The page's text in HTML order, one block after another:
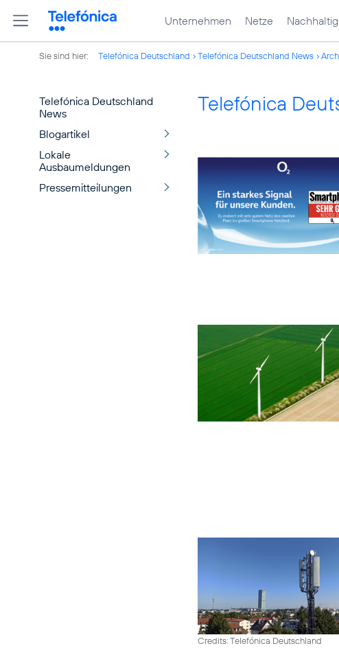
Unternehmen Netze
Sie sind hier: Telefónica Deutschland Telefónica Deutschland News
Telefónica Deutschland
News
Blogartikel
Lokale
Ausbaumeldungen
Pressemitteilungen
Telefónica
Credits: Telefónica Deutschland